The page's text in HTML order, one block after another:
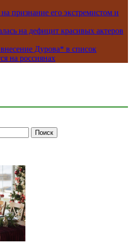
признание его экстремистом и
на дефицит красивых актеров
Дурова* в список
на россиянах